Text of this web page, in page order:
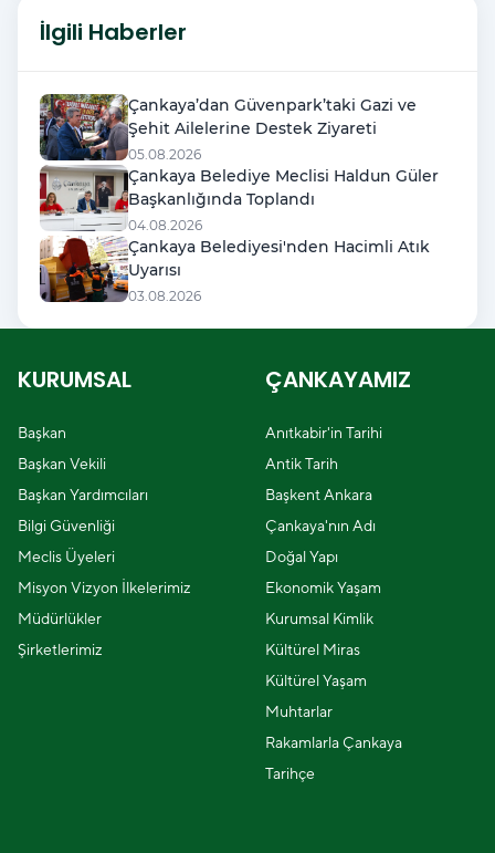
İlgili Haberler
Çankaya’dan Güvenpark’taki Gazi ve
Şehit Ailelerine Destek Ziyareti
05.08.2026
Çankaya Belediye Meclisi Haldun Güler
Başkanlığında Toplandı
04.08.2026
Çankaya Belediyesi'nden Hacimli Atık
Uyarısı
03.08.2026
KURUMSAL
Başkan
Başkan Vekili
Başkan Yardımcıları
Bilgi Güvenliği
Meclis Üyeleri
Misyon Vizyon İlkelerimiz
Müdürlükler
Şirketlerimiz
ÇANKAYAMIZ
Anıtkabir'in Tarihi
Antik Tarih
Başkent Ankara
Çankaya'nın Adı
Doğal Yapı
Ekonomik Yaşam
Kurumsal Kimlik
Kültürel Miras
Kültürel Yaşam
Muhtarlar
Rakamlarla Çankaya
Tarihçe